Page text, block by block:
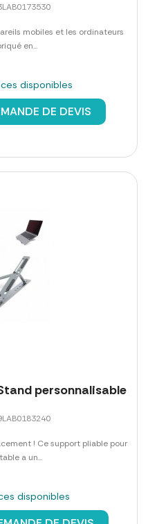
mobiles et les ordinateurs
en...
disponibles
DE DEVIS
personnalisable
! Ce support pliable pour
a un...
disponibles